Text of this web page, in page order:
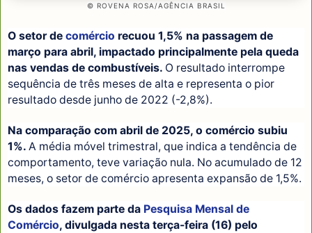
© ROVENA ROSA/AGÊNCIA BRASIL
O setor de comércio recuou 1,5% na passagem de
março para abril, impactado principalmente pela queda
nas vendas de combustíveis. O resultado interrompe
sequência de três meses de alta e representa o pior
resultado desde junho de 2022 (-2,8%).
Na comparação com abril de 2025, o comércio subiu
1%. A média móvel trimestral, que indica a tendência de
comportamento, teve variação nula. No acumulado de 12
meses, o setor de comércio apresenta expansão de 1,5%.
Os dados fazem parte da Pesquisa Mensal de
Comércio, divulgada nesta terça-feira (16) pelo